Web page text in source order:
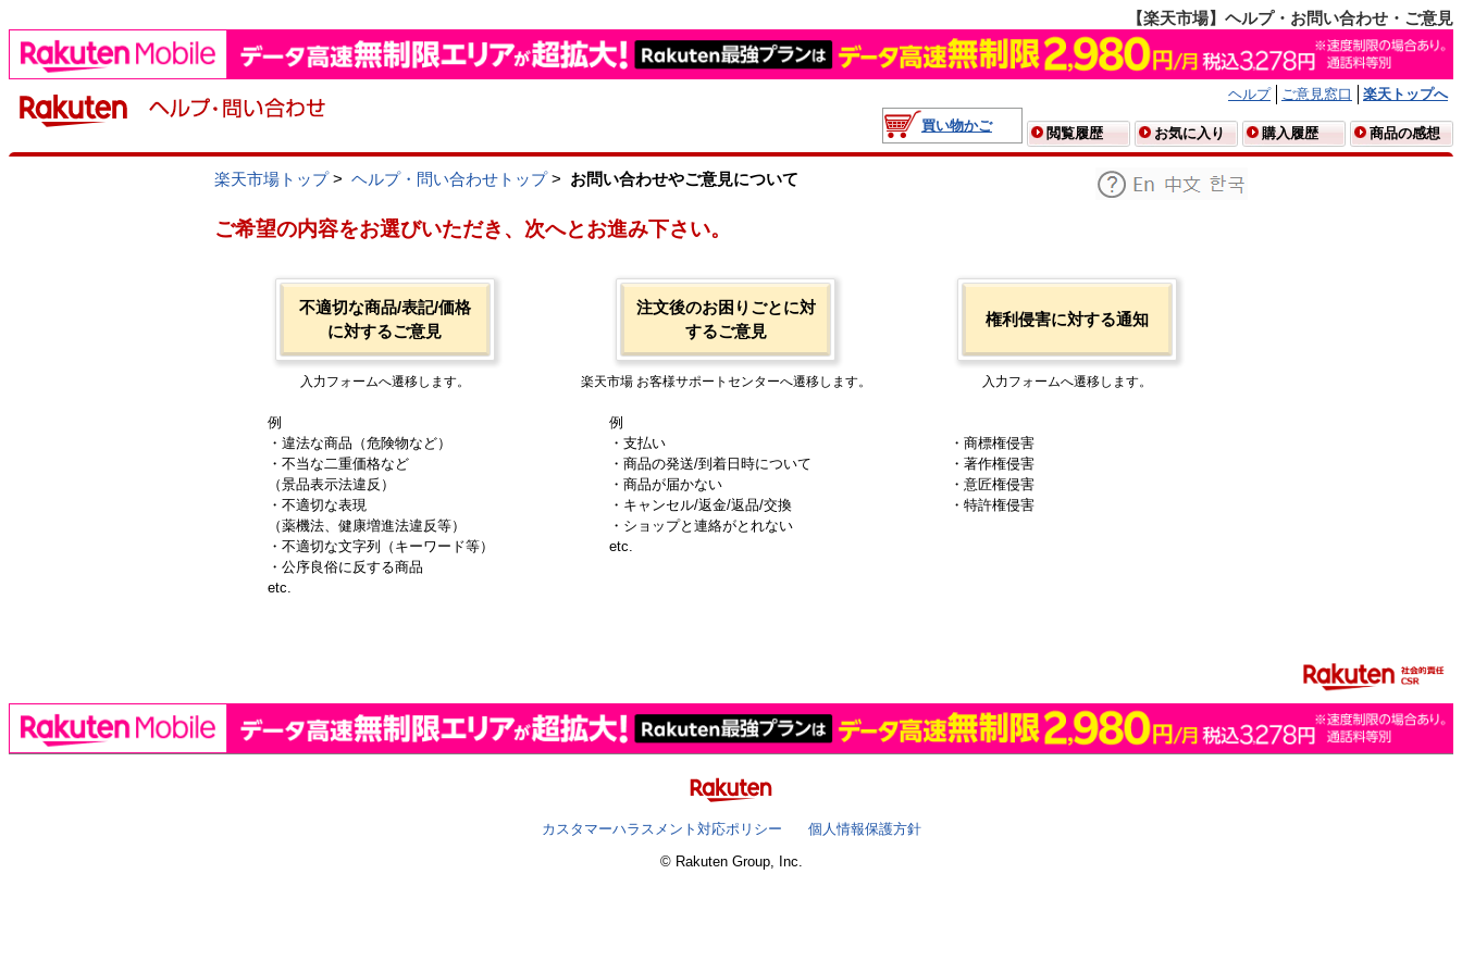
【楽天市場】ヘルプ・お問い合わせ・ご意見
ヘルプ ご意見窓口
楽天トップへ
買い物かご
閲覧履歴 お気に入り 購入履歴 商品の感想
楽天市場トップ> ヘルプ・問い合わせトップ> お問い合わせやご意見について
ご希望の内容をお選びいただき、次へとお進み下さい。
不適切な商品/表記/価格
に対するご意見
入力フォームへ遷移します。
例
・違法な商品（危険物など）
・不当な二重価格など
（景品表示法違反）
・不適切な表現
（薬機法、健康増進法違反等）
・不適切な文字列（キーワード等）
・公序良俗に反する商品
etc.
注文後のお困りごとに対
するご意見
楽天市場 お客様サポートセンターへ遷移します。
例
・支払い
・商品の発送/到着日時について
・商品が届かない
・キャンセル/返金/返品/交換
・ショップと連絡がとれない
etc.
権利侵害に対する通知
入力フォームへ遷移します。
・商標権侵害
・著作権侵害
・意匠権侵害
・特許権侵害
カスタマーハラスメント対応ポリシー
個人情報保護方針
© Rakuten Group, Inc.